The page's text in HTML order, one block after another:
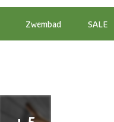
Zwembad SALE